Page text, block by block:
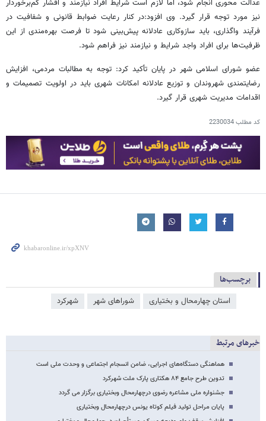
عدالت محوری انجام شود، اما لازم است شرایط افراد نیازمند و اقشار کم‌برخوردار
نیز مورد توجه قرار گیرد. وی افزود:در کنار رعایت ضوابط قانونی و شفافیت در
فرآیند واگذاری، باید سازوکاری عادلانه پیش‌بینی شود تا فرصت بهره‌مندی از این
ظرفیت‌ها برای افراد واجد شرایط و نیازمند نیز فراهم شود.
عضو شورای اسلامی شهر در پایان تأکید کرد: توجه به مطالبات مردمی، افزایش
رضایتمندی شهروندان و توزیع عادلانه امکانات شهری باید در اولویت تصمیمات و
اقدامات مدیریت شهری قرار گیرد.
کد مطلب2230034
برچسب‌ها
استان چهارمحال و بختیاری شوراهای شهر شهرکرد
خبرهای مرتبط
هماهنگی دستگاه‌های اجرایی، ضامن انسجام اجتماعی و وحدت ملی است
تدوین طرح جامع ۸۴ هکتاری پارک ملت شهرکرد
جشنواره ملی مشاعره رضوی درچهارمحال وبختیاری برگزار می گردد
پایان مراحل تولید فیلم کوتاه یونس درچهارمحال وبختیاری